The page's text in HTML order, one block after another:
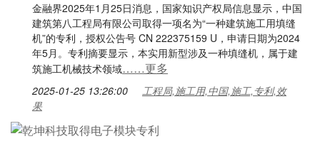
金融界2025年1月25日消息，国家知识产权局信息显示，中国
建筑第八工程局有限公司取得一项名为“一种建筑施工用填缝
机”的专利，授权公告号 CN 222375159 U，申请日期为2024
年5月。专利摘要显示，本实用新型涉及一种填缝机，属于建
筑施工机械技术领域……更多
2025-01-25 13:26:00
工程局,施工用,中国,施工,专利,效
果